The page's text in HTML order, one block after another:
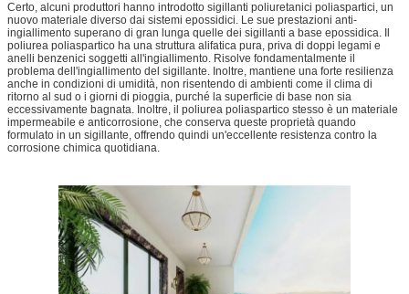
Certo, alcuni produttori hanno introdotto sigillanti poliuretanici poliaspartici, un
nuovo materiale diverso dai sistemi epossidici. Le sue prestazioni anti-
ingiallimento superano di gran lunga quelle dei sigillanti a base epossidica. Il
poliurea poliaspartico ha una struttura alifatica pura, priva di doppi legami e
anelli benzenici soggetti all'ingiallimento. Risolve fondamentalmente il
problema dell'ingiallimento del sigillante. Inoltre, mantiene una forte resilienza
anche in condizioni di umidità, non risentendo di ambienti come il clima di
ritorno al sud o i giorni di pioggia, purché la superficie di base non sia
eccessivamente bagnata. Inoltre, il poliurea poliaspartico stesso è un materiale
impermeabile e anticorrosione, che conserva queste proprietà quando
formulato in un sigillante, offrendo quindi un'eccellente resistenza contro la
corrosione chimica quotidiana.